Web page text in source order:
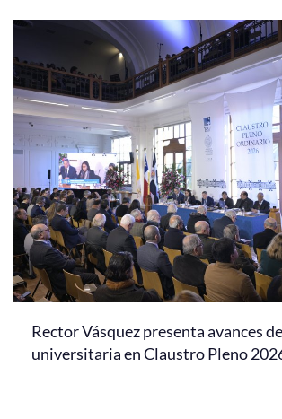
Rector Vásquez presenta avances
universitaria en Claustro Pleno